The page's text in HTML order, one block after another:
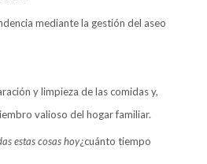
mediante la gestión del aseo
y limpieza de las comidas y,
valioso del hogar familiar.
estas cosas hoy¿cuánto tiempo